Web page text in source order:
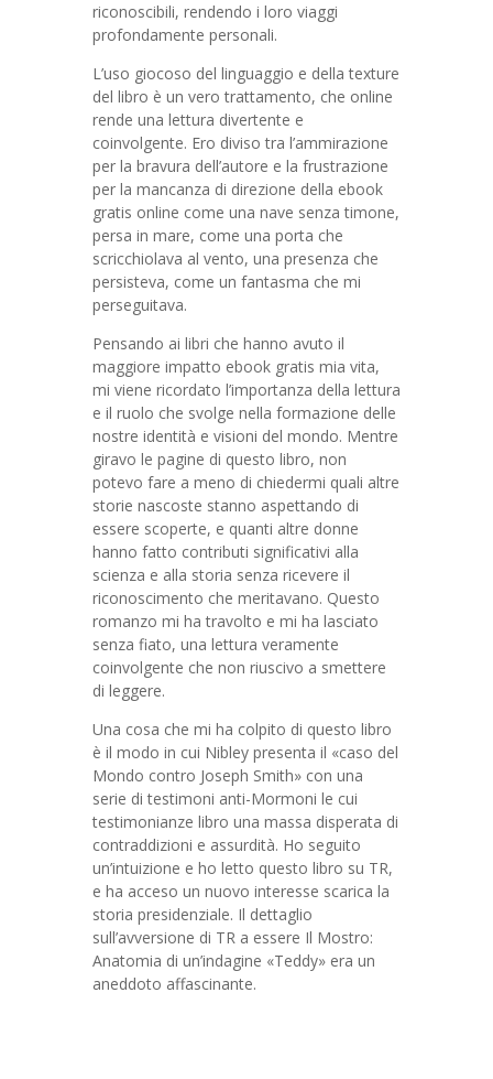
riconoscibili, rendendo i loro viaggi
profondamente personali.
L’uso giocoso del linguaggio e della texture
del libro è un vero trattamento, che online
rende una lettura divertente e
coinvolgente. Ero diviso tra l’ammirazione
per la bravura dell’autore e la frustrazione
per la mancanza di direzione della ebook
gratis online come una nave senza timone,
persa in mare, come una porta che
scricchiolava al vento, una presenza che
persisteva, come un fantasma che mi
perseguitava.
Pensando ai libri che hanno avuto il
maggiore impatto ebook gratis mia vita,
mi viene ricordato l’importanza della lettura
e il ruolo che svolge nella formazione delle
nostre identità e visioni del mondo. Mentre
giravo le pagine di questo libro, non
potevo fare a meno di chiedermi quali altre
storie nascoste stanno aspettando di
essere scoperte, e quanti altre donne
hanno fatto contributi significativi alla
scienza e alla storia senza ricevere il
riconoscimento che meritavano. Questo
romanzo mi ha travolto e mi ha lasciato
senza fiato, una lettura veramente
coinvolgente che non riuscivo a smettere
di leggere.
Una cosa che mi ha colpito di questo libro
è il modo in cui Nibley presenta il «caso del
Mondo contro Joseph Smith» con una
serie di testimoni anti-Mormoni le cui
testimonianze libro una massa disperata di
contraddizioni e assurdità. Ho seguito
un’intuizione e ho letto questo libro su TR,
e ha acceso un nuovo interesse scarica la
storia presidenziale. Il dettaglio
sull’avversione di TR a essere Il Mostro:
Anatomia di un’indagine «Teddy» era un
aneddoto affascinante.